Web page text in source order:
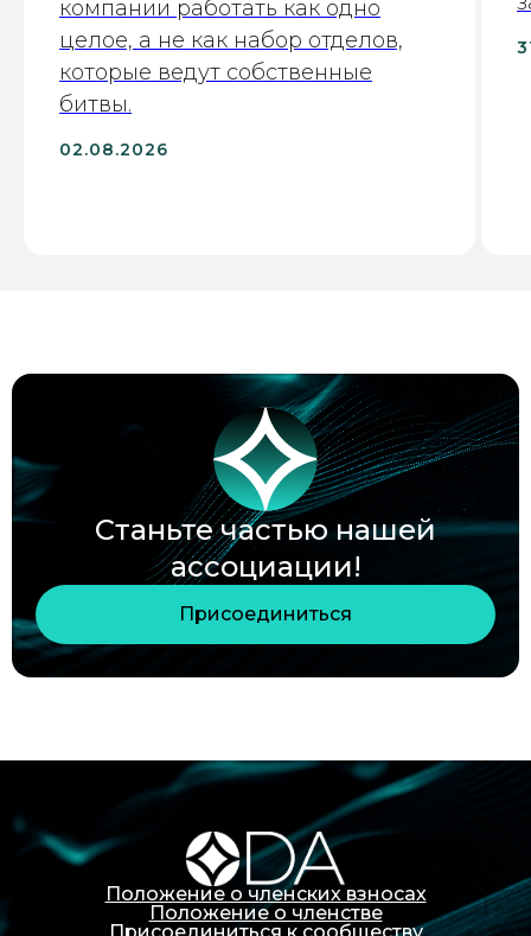
компании работать как одно
целое, а не как набор отделов,
которые ведут собственные
битвы.
02.08.2026
Станьте частью нашей
ассоциации!
Присоединиться
Положение о членских взносах
Положение о членстве